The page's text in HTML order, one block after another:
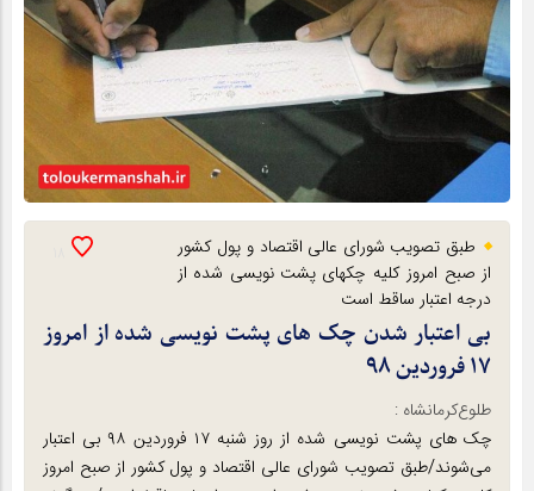
طبق تصویب شورای عالی اقتصاد و پول کشور
از صبح امروز کلیه چکهای پشت نویسی شده از
درجه اعتبار ساقط است
بی اعتبار شدن چک های پشت نویسی شده از امروز
۱۷ فروردین ۹۸
طلوع‌‌کرمانشاه :
چک های پشت نویسی شده از روز شنبه ۱۷ فروردین ۹۸ بی اعتبار
می‌شوند/طبق تصویب شورای عالی اقتصاد و پول کشور از صبح امروز